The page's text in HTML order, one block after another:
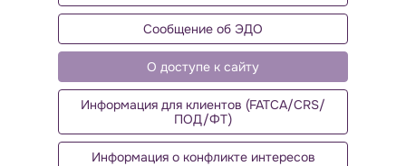
Сообщение об ЭДО
О доступе к сайту
Информация для клиентов (FATCA/CRS/
ПОД/ФТ)
Информация о конфликте интересов